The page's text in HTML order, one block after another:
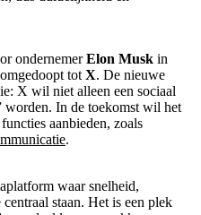
ondernemerElon Musk in
tot X. De nieuwe
X wil niet alleen een sociaal
worden. In de toekomst wil het
aanbieden, zoals
.
waar snelheid,
staan. Het is een plek